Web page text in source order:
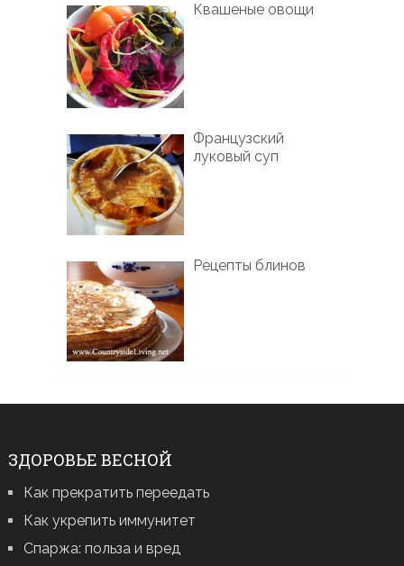
Квашеные овощи
Французский
луковый суп
Рецепты блинов
ЗДОРОВЬЕ ВЕСНОЙ
Как прекратить переедать
Как укрепить иммунитет
Спаржа: польза и вред